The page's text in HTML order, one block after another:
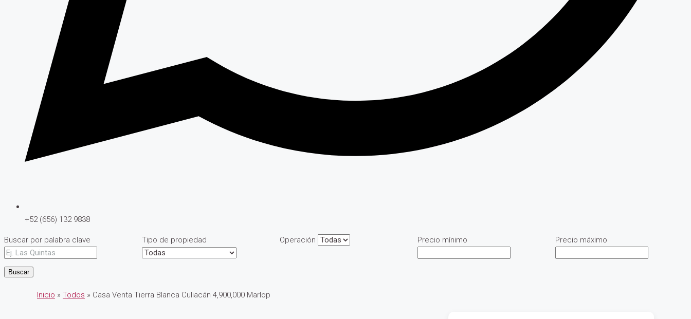
+52 (656) 132 9838
Buscar por palabra clave Tipo de propiedad Operación Precio mínimo Precio máximo
Buscar
Inicio » Todos » Casa Venta Tierra Blanca Culiacán 4,900,000 Marlop